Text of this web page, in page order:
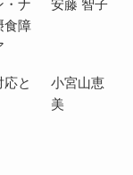
・ナ
食障
安藤 智子
と
小宮山恵
美